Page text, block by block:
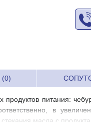
питания:
в